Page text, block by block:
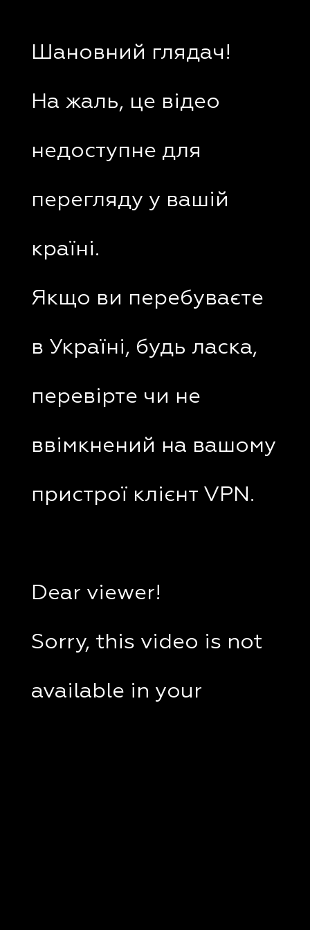
Шановний глядач!
На жаль, це відео
недоступне для
перегляду у вашій
країні.
Якщо ви перебуваєте
в Україні, будь ласка,
перевірте чи не
ввімкнений на вашому
пристрої клієнт VPN.
Dear viewer!
Sorry, this video is not
available in your